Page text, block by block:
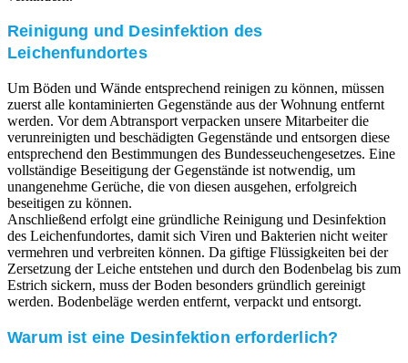
Reinigung und Desinfektion des
Leichenfundortes
Um Böden und Wände entsprechend reinigen zu können, müssen
zuerst alle kontaminierten Gegenstände aus der Wohnung entfernt
werden. Vor dem Abtransport verpacken unsere Mitarbeiter die
verunreinigten und beschädigten Gegenstände und entsorgen diese
entsprechend den Bestimmungen des Bundesseuchengesetzes. Eine
vollständige Beseitigung der Gegenstände ist notwendig, um
unangenehme Gerüche, die von diesen ausgehen, erfolgreich
beseitigen zu können.
Anschließend erfolgt eine gründliche Reinigung und Desinfektion
des Leichenfundortes, damit sich Viren und Bakterien nicht weiter
vermehren und verbreiten können. Da giftige Flüssigkeiten bei der
Zersetzung der Leiche entstehen und durch den Bodenbelag bis zum
Estrich sickern, muss der Boden besonders gründlich gereinigt
werden. Bodenbeläge werden entfernt, verpackt und entsorgt.
Warum ist eine Desinfektion erforderlich?